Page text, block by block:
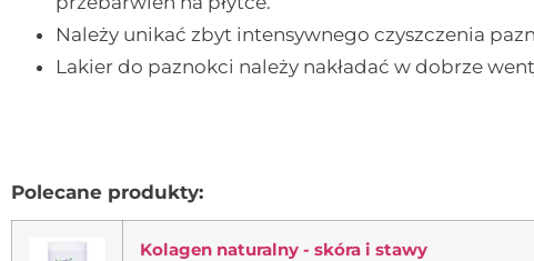
Należy unikać zbyt intensywnego czyszczenia
Lakier do paznokci należy nakładać w dobrze
Polecane produkty:
Kolagen naturalny - skóra i stawy